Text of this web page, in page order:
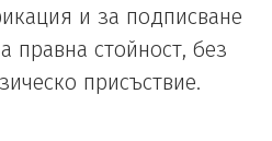
и за подписване
правна стойност, без
присъствие.